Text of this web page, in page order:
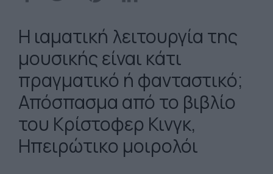
Η ιαματική λειτουργία της
μουσικής είναι κάτι
πραγματικό ή φανταστικό;
Απόσπασμα από το βιβλίο
του Κρίστοφερ Κινγκ,
Ηπειρώτικο μοιρολόι